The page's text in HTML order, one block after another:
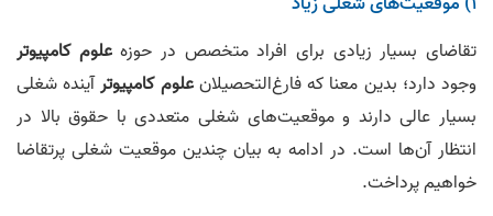
تقاضای بسیار زیادی برای افراد متخصص در حوزهعلوم کامپیوتر
وجود دارد؛ بدین معنا که فارغ‌التحصیلانعلوم کامپیوترآینده شغلی
بسیار عالی دارند و موقعیت‌های شغلی متعددی با حقوق بالا در
انتظار آن‌ها است. در ادامه به بیان چندین موقعیت شغلی پرتقاضا
خواهیم پرداخت.